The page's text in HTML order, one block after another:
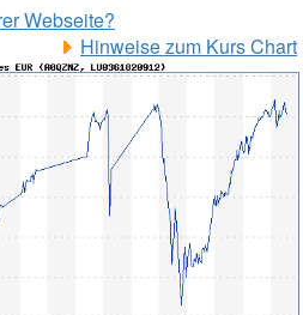
Webseite?
Hinweise zum Kurs Chart